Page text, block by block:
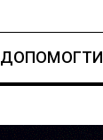
ДОПОМОГТИ